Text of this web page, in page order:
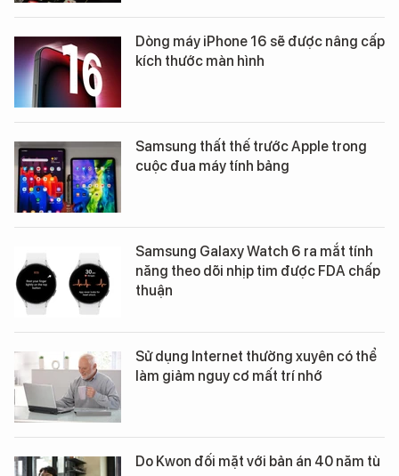
Dòng máy iPhone 16 sẽ được nâng cấp
kích thước màn hình
Samsung thất thế trước Apple trong
cuộc đua máy tính bảng
Samsung Galaxy Watch 6 ra mắt tính
năng theo dõi nhịp tim được FDA chấp
thuận
Sử dụng Internet thường xuyên có thể
làm giảm nguy cơ mất trí nhớ
Do Kwon đối mặt với bản án 40 năm tù